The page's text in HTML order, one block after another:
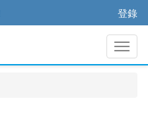
登錄
切
換